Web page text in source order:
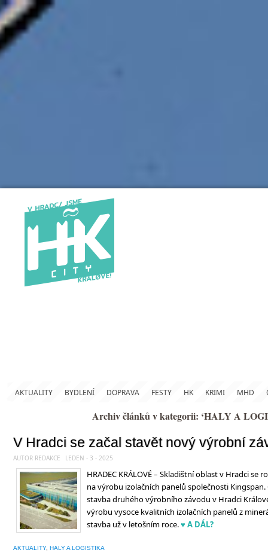
AKTUALITY BYDLENÍ DOPRAVA FESTY HK KRIMI MHD
Archiv článků v kategorii: ‘HALY A
V Hradci se začal stavět nový výrobní
AUTOR REDAKCE LEDEN - 3 - 2025
HRADEC KRÁLOVÉ – Skladištní oblast v Hradci
na výrobu izolačních panelů společnosti
stavba druhého výrobního závodu v Hradci
výrobu vysoce kvalitních izolačních panelů z
stavba už v letošním roce.♥ A DÁL?
AKTUALITY, HALY A LOGISTIKA